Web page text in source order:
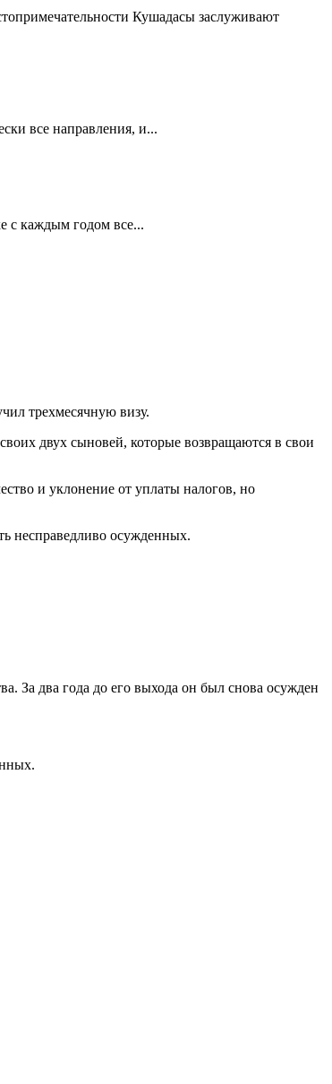
Кушадасы заслуживают
все направления, и...
с каждым годом все...
трехмесячную визу.
двух сыновей, которые возвращаются в свои
и уклонение от уплаты налогов, но
несправедливо осужденных.
За два года до его выхода он был снова осужден